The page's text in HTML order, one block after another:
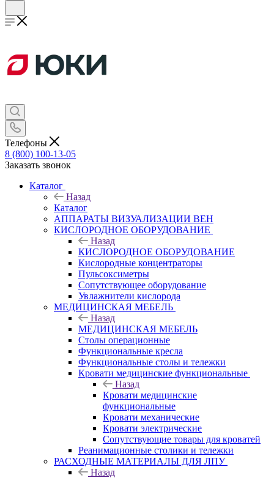
Телефоны
8 (800) 100-13-05
Заказать звонок
Каталог
Назад
Каталог
АППАРАТЫ ВИЗУАЛИЗАЦИИ ВЕН
КИСЛОРОДНОЕ ОБОРУДОВАНИЕ
Назад
КИСЛОРОДНОЕ ОБОРУДОВАНИЕ
Кислородные концентраторы
Пульсоксиметры
Сопутствующее оборудование
Увлажнители кислорода
МЕДИЦИНСКАЯ МЕБЕЛЬ
Назад
МЕДИЦИНСКАЯ МЕБЕЛЬ
Столы операционные
Функциональные кресла
Функциональные столы и тележки
Кровати медицинские функциональные
Назад
Кровати медицинские
функциональные
Кровати механические
Кровати электрические
Сопутствующие товары для кроватей
Реанимационные столики и тележки
РАСХОДНЫЕ МАТЕРИАЛЫ ДЛЯ ЛПУ
Назад